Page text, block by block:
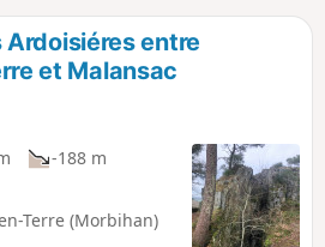
Ardoisiéres entre
et Malansac
-188 m
Terre (Morbihan)